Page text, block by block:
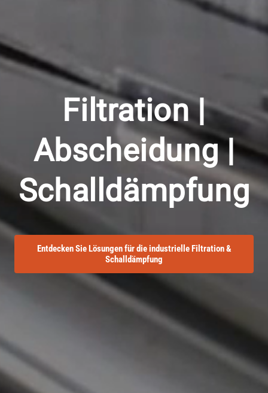
Filtration |
Abscheidung |
Schalldämpfung
Entdecken Sie Lösungen für die industrielle Filtration &
Schalldämpfung